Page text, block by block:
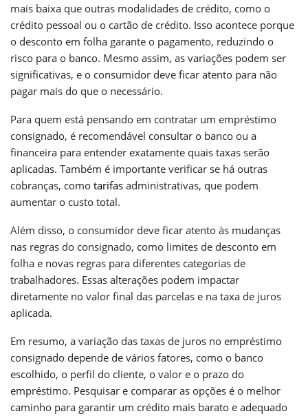
mais baixa que outras modalidades de crédito, como o
crédito pessoal ou o cartão de crédito. Isso acontece porque
o desconto em folha garante o pagamento, reduzindo o
risco para o banco. Mesmo assim, as variações podem ser
significativas, e o consumidor deve ficar atento para não
pagar mais do que o necessário.
Para quem está pensando em contratar um empréstimo
consignado, é recomendável consultar o banco ou a
financeira para entender exatamente quais taxas serão
aplicadas. Também é importante verificar se há outras
cobranças, como tarifas administrativas, que podem
aumentar o custo total.
Além disso, o consumidor deve ficar atento às mudanças
nas regras do consignado, como limites de desconto em
folha e novas regras para diferentes categorias de
trabalhadores. Essas alterações podem impactar
diretamente no valor final das parcelas e na taxa de juros
aplicada.
Em resumo, a variação das taxas de juros no empréstimo
consignado depende de vários fatores, como o banco
escolhido, o perfil do cliente, o valor e o prazo do
empréstimo. Pesquisar e comparar as opções é o melhor
caminho para garantir um crédito mais barato e adequado